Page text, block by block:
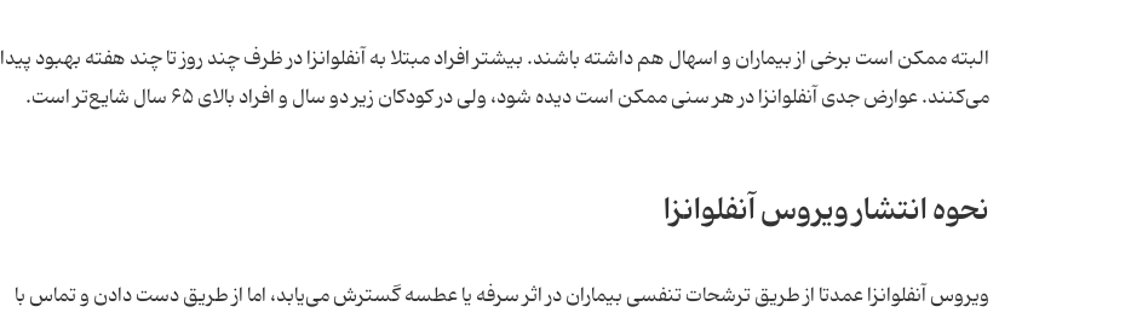
البته ممکن است برخی از بیماران و اسهال هم داشته باشند. بیشتر افراد مبتلا به آنفلوانزا در ظرف چند روز تا چند هفته بهبود پیدا
می‌کنند. عوارض جدی آنفلوانزا در هر سنی ممکن است دیده شود، ولی در کودکان زیر دو سال و افراد بالای ۶۵ سال شایع‌تر است.
نحوه انتشار ویروس آنفلوانزا
ویروس آنفلوانزا عمدتا از طریق ترشحات تنفسی بیماران در اثر سرفه یا عطسه گسترش می‌یابد، اما از طریق دست دادن و تماس با